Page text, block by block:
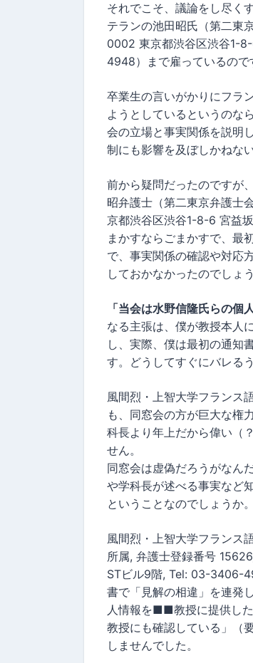
それでこそ、議論をし尽く
テランの池田昭氏（第二東
0002 東京都渋谷区渋谷1-
4948）まで雇っているので
卒業生の言いがかりにフラ
ようとしているというのな
会の立場と事実関係を説明
制にも影響を及ぼしかねな
前から疑問だったのですが
昭弁護士（第二東京弁護士
京都渋谷区渋谷1-8-6 宮益
まかすならごまかすで、最
で、事実関係の確認や対応
しておかなかったのでしょう
「当会は水野信隆氏らの個
なる主張は、僕が教授本人
し、実際、僕は最初の通知
す。どうしてすぐにバレる
風間烈・上智大学フランス
も、同窓会の方が巨大な権
科長より年上だから偉い（
せん。
同窓会は虚偽だろうがなん
や学科長が述べる事実など
ということなのでしょうか。
風間烈・上智大学フランス
所属, 弁護士登録番号
STビル9階, Tel: 03-3406-
書で「見解の相違」を連発
人情報を■■教授に提供し
教授にも確認している」（
しませんでした。